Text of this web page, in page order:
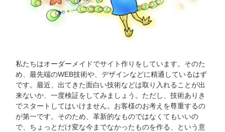
私たちはオーダーメイドでサイト作りをしています。そのた
め、最先端のWEB技術や、デザインなどに精通しているはず
です。最近、出てきた面白い技術などは取り入れることが出
来ないか、一度検証をしてみましょう。ただし、技術ありき
でスタートしてはいけません。お客様のお考えを尊重するの
が第一です。そのため、革新的なものではなくてもいいの
で、ちょっとだけ変な今までなかったものを作る、という意